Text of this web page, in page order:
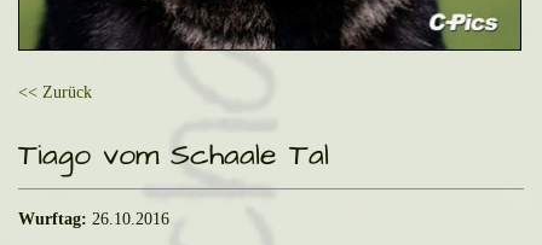
<< Zurück
Tiago vom Schaale Tal
Wurftag: 26.10.2016